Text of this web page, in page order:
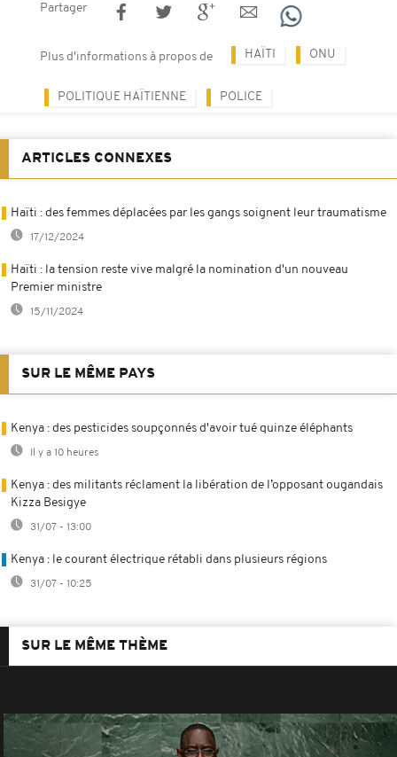
Partager
Plus d'informations à propos de HAÏTI ONU
POLITIQUE HAÏTIENNE POLICE
ARTICLES CONNEXES
Haïti : des femmes déplacées par les gangs soignent leur traumatisme
17/12/2024
Haïti : la tension reste vive malgré la nomination d'un nouveau
Premier ministre
15/11/2024
SUR LE MÊME PAYS
Kenya : des pesticides soupçonnés d'avoir tué quinze éléphants
Il y a 10 heures
Kenya : des militants réclament la libération de l’opposant ougandais
Kizza Besigye
31/07 - 13:00
Kenya : le courant électrique rétabli dans plusieurs régions
31/07 - 10:25
SUR LE MÊME THÈME